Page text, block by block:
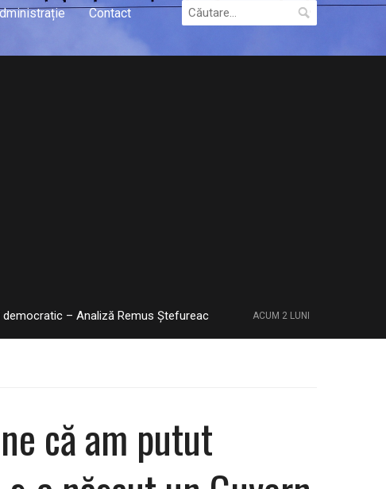
Contact
Caută
după:
– Analiză Remus Ștefureac ACUM 2 LUNI Pe iarbă, sub stele,
că am putut